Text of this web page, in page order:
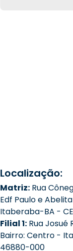
Localização:
Matriz: Rua
Edf Paulo e
Itaberaba-BA -
Filial 1: Rua Josué
Bairro: Centro -
46880-000